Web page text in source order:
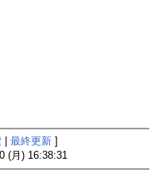
| 最終更新]
(月) 16:38:31